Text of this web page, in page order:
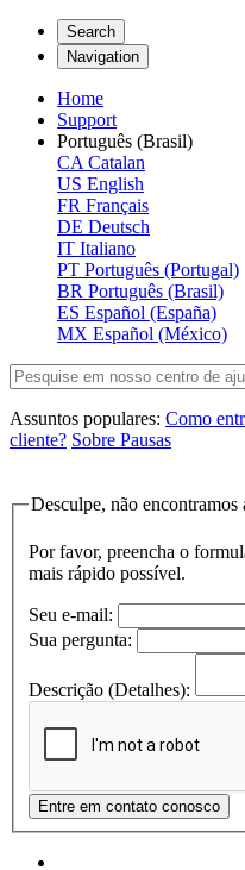
Search
Navigation
Home
Support
Português (Brasil)
CA Catalan
US English
FR Français
DE Deutsch
IT Italiano
PT Português (Portugal)
BR Português (Brasil)
ES Español (España)
MX Español (México)
Assuntos populares: Como
cliente? Sobre Pausas
Desculpe, não encontramos
Por favor, preencha o
mais rápido possível.
Seu e-mail:
Sua pergunta:
Descrição (Detalhes):